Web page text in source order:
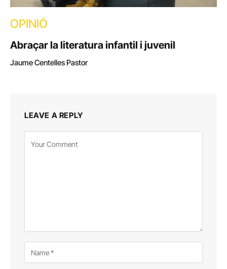
OPINIÓ
Abraçar la literatura infantil i juvenil
Jaume Centelles Pastor
LEAVE A REPLY